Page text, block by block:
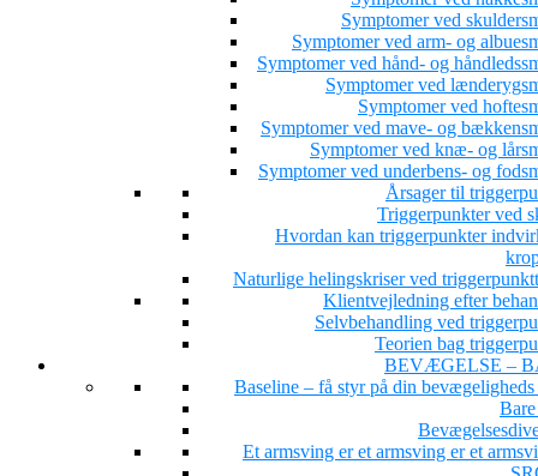
Symptomer ved
Symptomer ved arm- og
Symptomer ved hånd- og
Symptomer ved
Symptomer ved
Symptomer ved mave- og
Symptomer ved knæ- og
Symptomer ved underbens- og
Årsager til
Triggerpunkter ved
Hvordan kan triggerpunkter
Naturlige helingskriser ved
Klientvejledning efter
Selvbehandling ved
Teorien bag
BEVÆGELSE –
Baseline – få styr på din bevægeligheds
Et armsving er et armsving er et